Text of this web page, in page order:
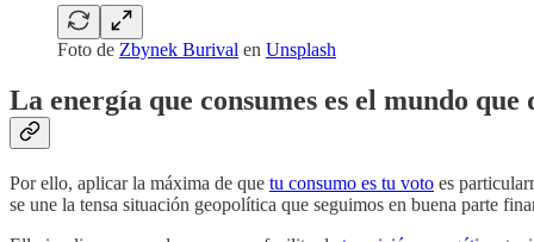
Foto de Zbynek Burival en Unsplash
La energía que consumes es el mundo que
Por ello, aplicar la máxima de que tu consumo es tu voto es
se une la tensa situación geopolítica que seguimos en buena parte